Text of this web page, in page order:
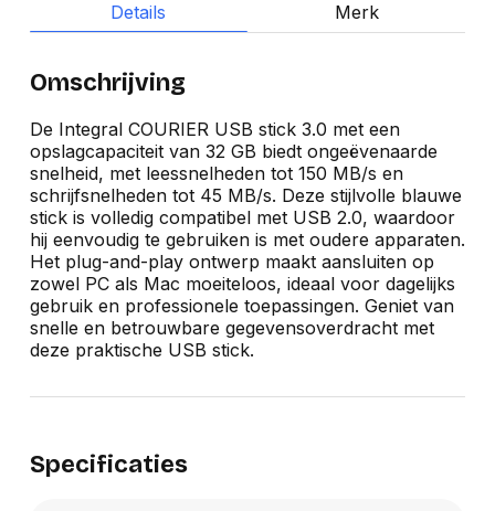
Details Merk
Omschrijving
De Integral COURIER USB stick 3.0 met een
opslagcapaciteit van 32 GB biedt ongeëvenaarde
snelheid, met leessnelheden tot 150 MB/s en
schrijfsnelheden tot 45 MB/s. Deze stijlvolle blauwe
stick is volledig compatibel met USB 2.0, waardoor
hij eenvoudig te gebruiken is met oudere apparaten.
Het plug-and-play ontwerp maakt aansluiten op
zowel PC als Mac moeiteloos, ideaal voor dagelijks
gebruik en professionele toepassingen. Geniet van
snelle en betrouwbare gegevensoverdracht met
deze praktische USB stick.
Specificaties